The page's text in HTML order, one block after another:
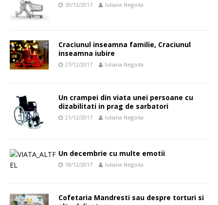
30/12/2017 Iuliana Negoita
Craciunul inseamna familie, Craciunul
inseamna iubire
27/12/2017 Iuliana Negoita
Un crampei din viata unei persoane cu
dizabilitati in prag de sarbatori
21/12/2017 Iuliana Negoita
Un decembrie cu multe emotii
18/12/2017 Iuliana Negoita
Cofetaria Mandresti sau despre torturi si